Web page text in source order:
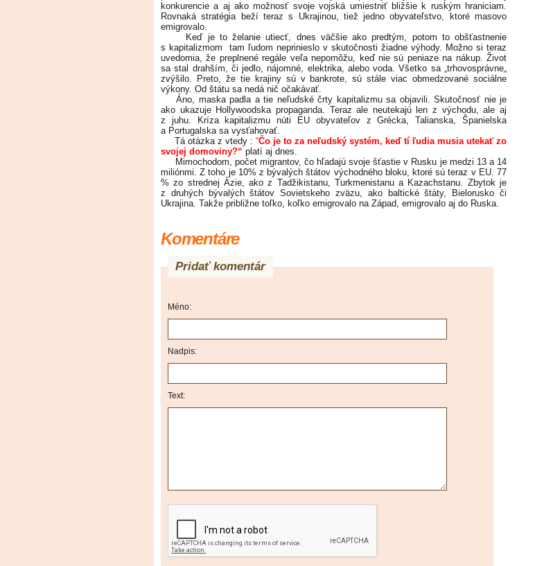
konkurencie a aj ako možnosť svoje vojská umiestniť bližšie k ruským hraniciam.
Rovnaká stratégia beží teraz s Ukrajinou, tiež jedno obyvateľstvo, ktoré masovo
emigrovalo.
Keď je to želanie utiecť, dnes väčšie ako predtým, potom to obšťastnenie
s kapitalizmom tam ľudom neprinieslo v skutočnosti žiadne výhody. Možno si teraz
uvedomia, že preplnené regále veľa nepomôžu, keď nie sú peniaze na nákup. Život
sa stal drahším, či jedlo, nájomné, elektrika, alebo voda. Všetko sa „trhovosprávne„
zvýšilo. Preto, že tie krajiny sú v bankrote, sú stále viac obmedzované sociálne
výkony. Od štátu sa nedá nič očakávať.
Áno, maska padla a tie neľudské črty kapitalizmu sa objavili. Skutočnosť nie je
ako ukazuje Hollywoodska propaganda. Teraz ale neutekajú len z východu, ale aj
z juhu. Kríza kapitalizmu núti EU obyvateľov z Grécka, Talianska, Španielska
a Portugalska sa vysťahovať.
Tá otázka z vtedy : “Čo je to za neľudský systém, keď tí ľudia musia utekať zo
svojej domoviny?“ platí aj dnes.
Mimochodom, počet migrantov, čo hľadajú svoje šťastie v Rusku je medzi 13 a 14
miliónmi. Z toho je 10% z bývalých štátov východného bloku, ktoré sú teraz v EU. 77
% zo strednej Ázie, ako z Tadžikistanu, Turkmenistanu a Kazachstanu. Zbytok je
z druhých bývalých štátov Sovietskeho zväzu, ako baltické štáty, Bielorusko či
Ukrajina. Takže približne toľko, koľko emigrovalo na Západ, emigrovalo aj do Ruska.
Komentáre
Pridať komentár
Méno:
Nadpis:
Text: